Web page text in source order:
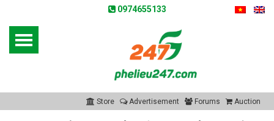
0974655133
Store Advertisement Forums Auction